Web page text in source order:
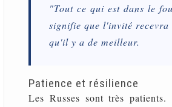
"Tout ce qui est dans le
signifie que l'invité recevra
qu'il y a de meilleur.
Patience et résilience
Les Russes sont très